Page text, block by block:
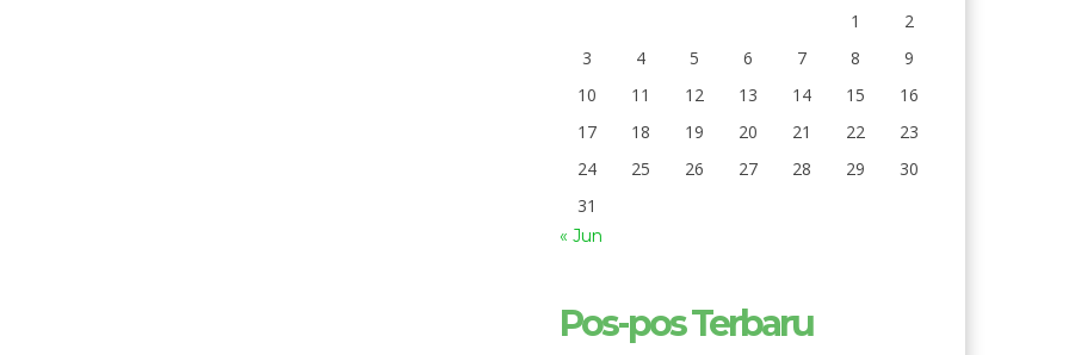
1
2
3
4 5 6 7 8
9
10
11 12 13 14 15
16
17
18 19 20 21 22
23
24
25 26 27 28 29
30
31
« Jun
Pos-pos Terbaru